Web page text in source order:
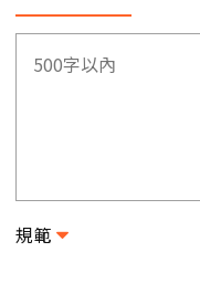
規範